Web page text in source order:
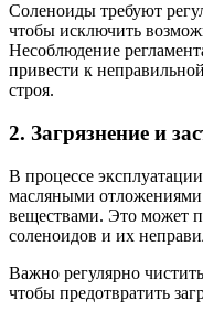
Соленоиды требуют
чтобы исключить
Несоблюдение
привести к
строя.
2. Загрязнение и
В процессе
масляными
веществами. Это может
соленоидов и их
Важно регулярно
чтобы предотвратить